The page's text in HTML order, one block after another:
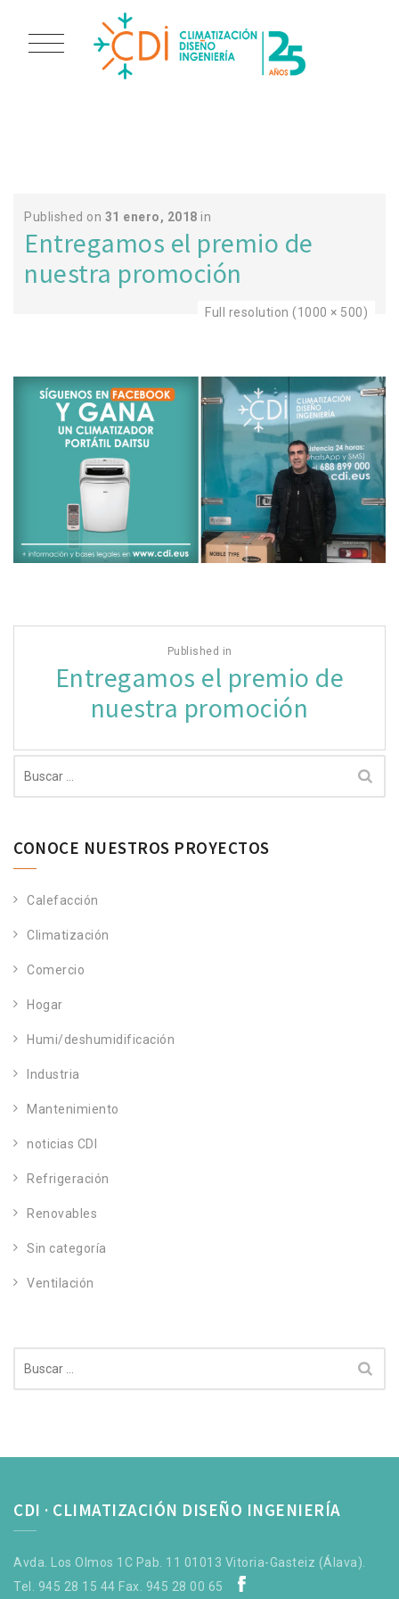
Published on 31 enero, 2018 in
Entregamos el premio de
nuestra promoción
Full resolution (1000 × 500)
entradas
Published in
Entregamos el premio de
nuestra promoción
CONOCE NUESTROS PROYECTOS
Calefacción
Climatización
Comercio
Hogar
Humi/deshumidificación
Industria
Mantenimiento
noticias CDI
Refrigeración
Renovables
Sin categoría
Ventilación
CDI · CLIMATIZACIÓN DISEÑO INGENIERÍA
Avda. Los Olmos 1C Pab. 11 01013 Vitoria-Gasteiz (Álava).
Tel. 945 28 15 44 Fax. 945 28 00 65